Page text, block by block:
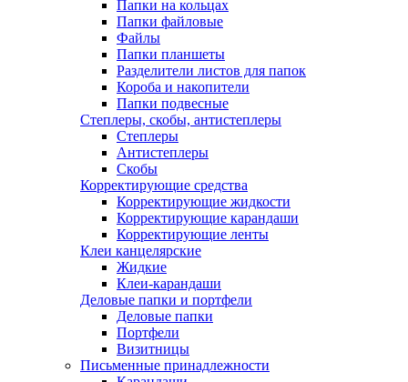
Папки на кольцах
Папки файловые
Файлы
Папки планшеты
Разделители листов для папок
Короба и накопители
Папки подвесные
Степлеры, скобы, антистеплеры
Степлеры
Антистеплеры
Скобы
Корректирующие средства
Корректирующие жидкости
Корректирующие карандаши
Корректирующие ленты
Клеи канцелярские
Жидкие
Клеи-карандаши
Деловые папки и портфели
Деловые папки
Портфели
Визитницы
Письменные принадлежности